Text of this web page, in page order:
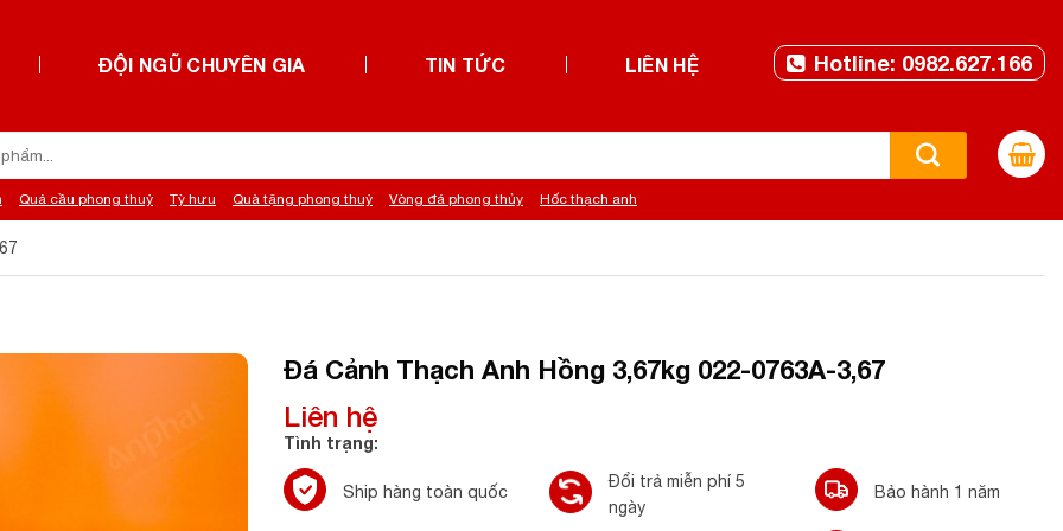
ĐỘI NGŨ CHUYÊN GIA TIN TỨC LIÊN HỆ Hotline: 0982.627.166
Quả cầu phong thuỷ Tỳ hưu Quà tặng phong thuỷ Vòng đá phong thủy Hốc thạch anh
Đá Cảnh Thạch Anh Hồng 3,67kg 022-0763A-3,67
Liên hệ
Tình trạng:
Ship hàng toàn quốc
Đổi trả miễn phí 5
ngày
Bảo hành 1 năm